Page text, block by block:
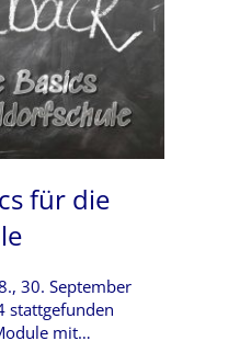
für die
30. September
stattgefunden
mit…